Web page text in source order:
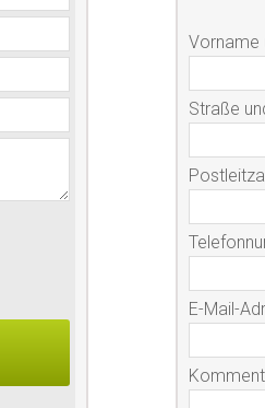
Vorname
Straße
E-Mail-